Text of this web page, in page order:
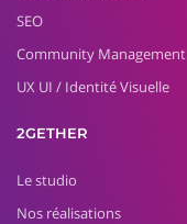
SEO
Community Management
UX UI / Identité Visuelle
2GETHER
Le studio
Nos réalisations